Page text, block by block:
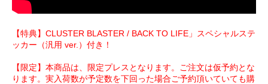
【特典】CLUSTER BLASTER / BACK TO LIFE」スペシャルステ
ッカー（汎用 ver.）付き！
【限定】本商品は、限定プレスとなります。ご注文は仮予約とな
ります。実入荷数が予定数を下回った場合ご予約頂いていても購